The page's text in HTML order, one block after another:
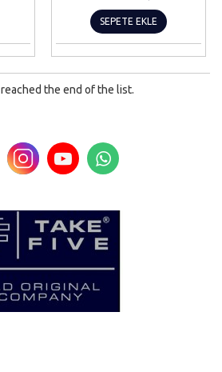
SEPETE EKLE
the end of the list.